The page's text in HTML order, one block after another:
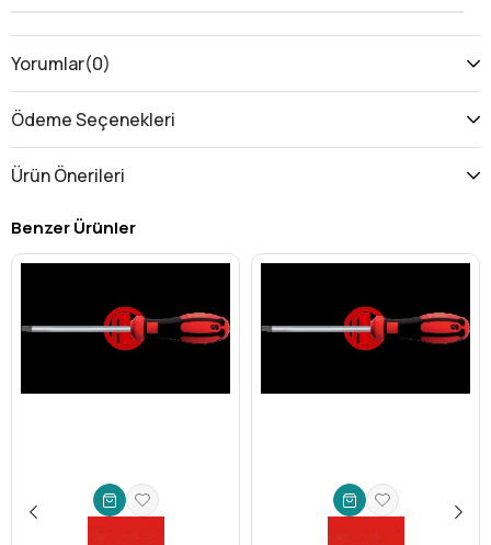
Yorumlar(0)
Ödeme Seçenekleri
Ürün Önerileri
Benzer Ürünler